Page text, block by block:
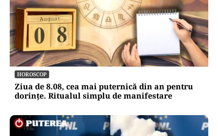
HOROSCOP
Ziua de 8.08, cea mai puternică din an pentru
dorințe. Ritualul simplu de manifestare